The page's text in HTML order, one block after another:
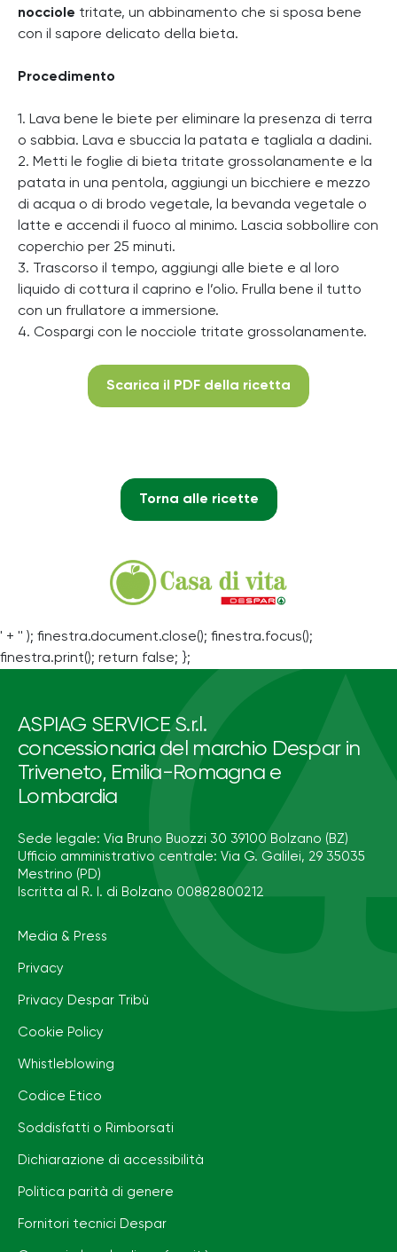
nocciole tritate, un abbinamento che si sposa bene
con il sapore delicato della bieta.
Procedimento
1. Lava bene le biete per eliminare la presenza di terra
o sabbia. Lava e sbuccia la patata e tagliala a dadini.
2. Metti le foglie di bieta tritate grossolanamente e la
patata in una pentola, aggiungi un bicchiere e mezzo
di acqua o di brodo vegetale, la bevanda vegetale o
latte e accendi il fuoco al minimo. Lascia sobbollire con
coperchio per 25 minuti.
3. Trascorso il tempo, aggiungi alle biete e al loro
liquido di cottura il caprino e l’olio. Frulla bene il tutto
con un frullatore a immersione.
4. Cospargi con le nocciole tritate grossolanamente.
Scarica il PDF della ricetta
Torna alle ricette
' + '' ); finestra.document.close(); finestra.focus();
finestra.print(); return false; };
ASPIAG SERVICE S.r.l.
concessionaria del marchio Despar in
Triveneto, Emilia-Romagna e
Lombardia
Sede legale: Via Bruno Buozzi 30 39100 Bolzano (BZ)
Ufficio amministrativo centrale: Via G. Galilei, 29 35035
Mestrino (PD)
Iscritta al R. I. di Bolzano 00882800212
Media & Press
Privacy
Privacy Despar Tribù
Cookie Policy
Whistleblowing
Codice Etico
Soddisfatti o Rimborsati
Dichiarazione di accessibilità
Politica parità di genere
Fornitori tecnici Despar